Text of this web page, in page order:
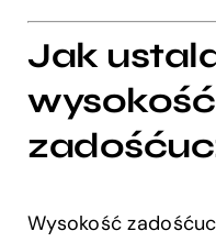
Jak
wysokość
Wysokość